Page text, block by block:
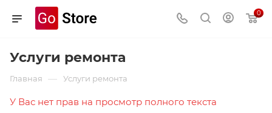
0
Услуги ремонта
Главная — Услуги ремонта
У Вас нет прав на просмотр полного текста